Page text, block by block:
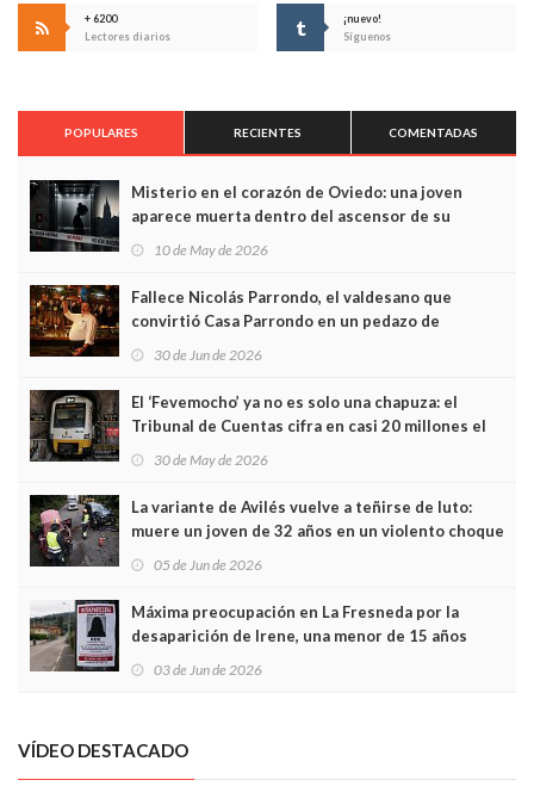
+ 6200
Lectores diarios
¡nuevo!
Síguenos
POPULARES RECIENTES COMENTADAS
Misterio en el corazón de Oviedo: una joven
aparece muerta dentro del ascensor de su
edificio y las cámaras captan sus últimos minutos
10 de May de 2026
Fallece Nicolás Parrondo, el valdesano que
convirtió Casa Parrondo en un pedazo de
Asturias en Madrid
30 de Jun de 2026
El ‘Fevemocho’ ya no es solo una chapuza: el
Tribunal de Cuentas cifra en casi 20 millones el
sobrecoste de los trenes que no cabían por los
30 de May de 2026
La variante de Avilés vuelve a teñirse de luto:
muere un joven de 32 años en un violento choque
frontal
05 de Jun de 2026
Máxima preocupación en La Fresneda por la
desaparición de Irene, una menor de 15 años
03 de Jun de 2026
VÍDEO DESTACADO